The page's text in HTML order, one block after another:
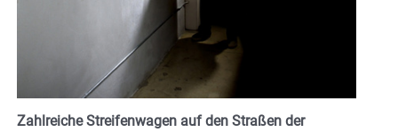
Zahlreiche Streifenwagen auf den Straßen der